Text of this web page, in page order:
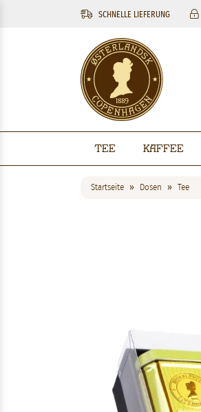
SCHNELLE LIEFERUNG
Tee Kaffee
Startseite Dosen Tee